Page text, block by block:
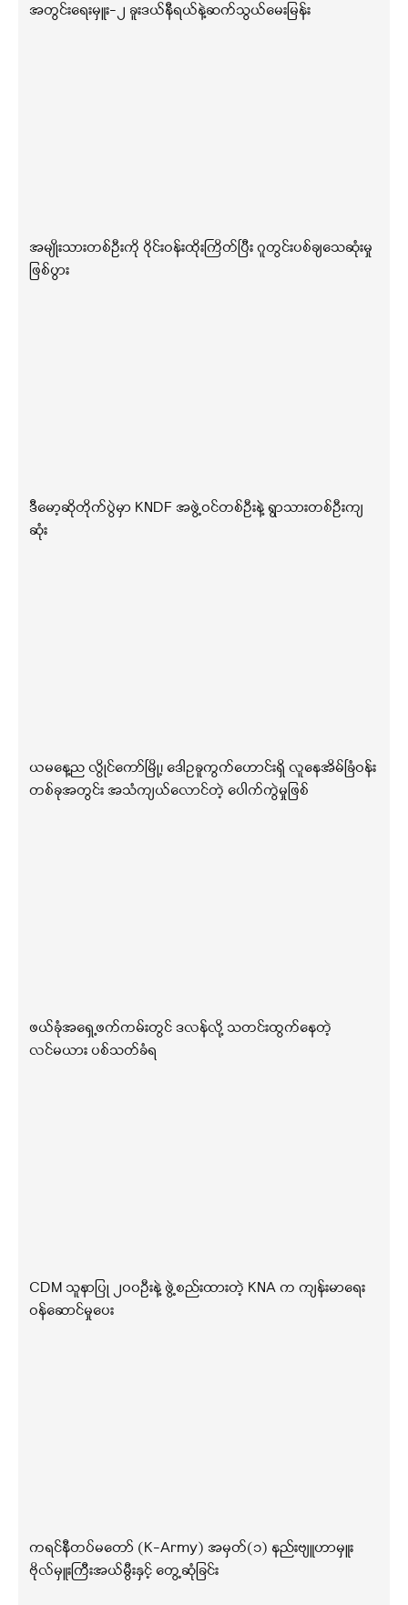
အတွင်းရေးမှူး-၂ ခူးဒယ်နီရယ်နဲ့ဆက်သွယ်မေးမြန်း
အမျိုးသားတစ်ဦးကို ဝိုင်းဝန်းထိုးကြိတ်ပြီး ဂူတွင်းပစ်ချသေဆုံးမှု
ဖြစ်ပွား
ဒီမော့ဆိုတိုက်ပွဲမှာ KNDF အဖွဲ့ဝင်တစ်ဦးနဲ့ ရွာသားတစ်ဦးကျ
ဆုံး
ယမနေ့ည လွိုင်ကော်မြို့၊ ဒေါဥခူကွက်ဟောင်းရှိ လူနေအိမ်ခြံဝန်း
တစ်ခုအတွင်း အသံကျယ်လောင်တဲ့ ပေါက်ကွဲမှုဖြစ်
ဖယ်ခုံအရှေ့ဖက်ကမ်းတွင် ဒလန်လို့ သတင်းထွက်နေတဲ့
လင်မယား ပစ်သတ်ခံရ
CDM သူနာပြု ၂၀၀ဦးနဲ့ ဖွဲ့စည်းထားတဲ့ KNA က ကျန်းမာရေး
ဝန်ဆောင်မှုပေး
ကရင်နီတပ်မတော် (K-Army) အမှတ်(၁) နည်းဗျူဟာမှူး
ဗိုလ်မှူးကြီးအယ်မွီးနှင့် တွေ့ဆုံခြင်း